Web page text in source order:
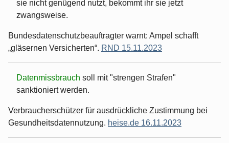
sie nicht genügend nutzt, bekommt ihr sie jetzt
zwangsweise.
Bundesdatenschutzbeauftragter warnt: Ampel schafft
„gläsernen Versicherten“. RND 15.11.2023
Datenmissbrauch soll mit "strengen Strafen"
sanktioniert werden.
Verbraucherschützer für ausdrückliche Zustimmung bei
Gesundheitsdatennutzung. heise.de 16.11.2023